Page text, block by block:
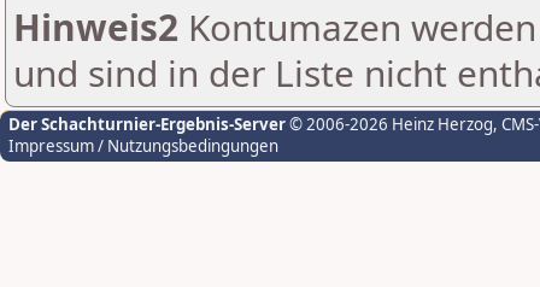
Hinweis2 Kontumazen
und sind in der Liste nicht
Der Schachturnier-Ergebnis-Server© 2006-2026 Heinz Herzog,
Impressum / Nutzungsbedingungen